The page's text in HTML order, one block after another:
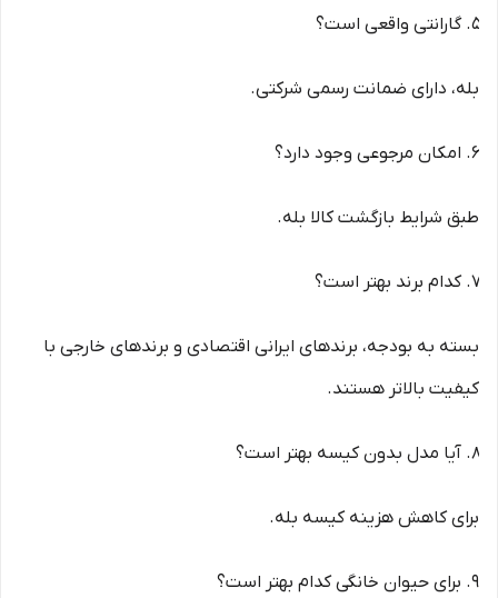
گارانتی واقعی است؟
بله، دارای ضمانت رسمی شرکتی.
امکان مرجوعی وجود دارد؟
طبق شرایط بازگشت کالا بله.
کدام برند بهتر است؟
بسته به بودجه، برندهای ایرانی اقتصادی و برندهای خارجی با
کیفیت بالاتر هستند.
آیا مدل بدون کیسه بهتر است؟
برای کاهش هزینه کیسه بله.
برای حیوان خانگی کدام بهتر است؟